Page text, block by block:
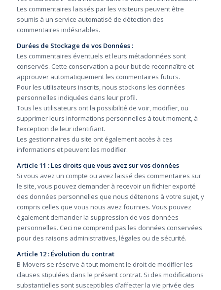
Les commentaires laissés par les visiteurs peuvent être
soumis à un service automatisé de détection des
commentaires indésirables.
Durées de Stockage de vos Données :
Les commentaires éventuels et leurs métadonnées sont
conservés. Cette conservation a pour but de reconnaître et
approuver automatiquement les commentaires futurs.
Pour les utilisateurs inscrits, nous stockons les données
personnelles indiquées dans leur profil.
Tous les utilisateurs ont la possibilité de voir, modifier, ou
supprimer leurs informations personnelles à tout moment, à
l’exception de leur identifiant.
Les gestionnaires du site ont également accès à ces
informations et peuvent les modifier.
Article 11 : Les droits que vous avez sur vos données
Si vous avez un compte ou avez laissé des commentaires sur
le site, vous pouvez demander à recevoir un fichier exporté
des données personnelles que nous détenons à votre sujet, y
compris celles que vous nous avez fournies. Vous pouvez
également demander la suppression de vos données
personnelles. Ceci ne comprend pas les données conservées
pour des raisons administratives, légales ou de sécurité.
Article 12 : Évolution du contrat
B-Movers se réserve à tout moment le droit de modifier les
clauses stipulées dans le présent contrat. Si des modifications
substantielles sont susceptibles d’affecter la vie privée des